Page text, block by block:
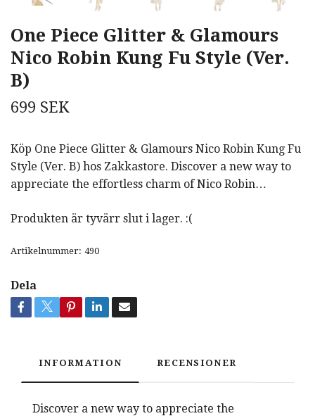
One Piece Glitter & Glamours
Nico Robin Kung Fu Style (Ver.
B)
699 SEK
Köp One Piece Glitter & Glamours Nico Robin Kung Fu
Style (Ver. B) hos Zakkastore. Discover a new way to
appreciate the effortless charm of Nico Robin…
Produkten är tyvärr slut i lager. :(
Artikelnummer: 490
Dela
INFORMATION RECENSIONER
Discover a new way to appreciate the